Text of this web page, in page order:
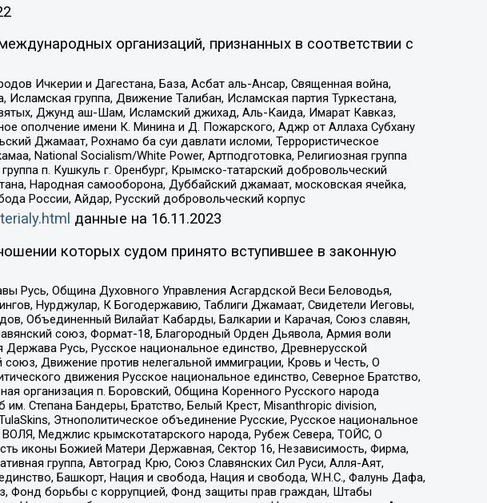
организаций, признанных в соответствии с
Ичкерии и Дагестана, База, Асбат аль-Ансар, Священная война,
группа, Движение Талибан, Исламская партия Туркестана,
Джунд аш-Шам, Исламский джихад, Аль-Каида, Имарат Кавказ,
ополчение имени К. Минина и Д. Пожарского, Аджр от Аллаха Субхану
Джамаат, Рохнамо ба суи давлати исломи, Террористическое
National Socialism/White Power, Артподготовка, Религиозная группа
п. Кушкуль г. Оренбург, Крымско-татарский добровольческий
Народная самооборона, Дуббайский джамаат, московская ячейка,
России, Айдар, Русский добровольческий корпус
данные на 16.11.2023
которых судом принято вступившее в законную
Русь, Община Духовного Управления Асгардской Веси Беловодья,
Нурджулар, К Богодержавию, Таблиги Джамаат, Свидетели Иеговы,
Объединенный Вилайат Кабарды, Балкарии и Карачая, Союз славян,
союз, Формат-18, Благородный Орден Дьявола, Армия воли
Русь, Русское национальное единство, Древнерусской
Движение против нелегальной иммиграции, Кровь и Честь, О
движения Русское национальное единство, Северное Братство,
организация п. Боровский, Община Коренного Русского народа
Степана Бандеры, Братство, Белый Крест, Misanthropic division,
Этнополитическое объединение Русские, Русское национальное
Меджлис крымскотатарского народа, Рубеж Севера, ТОЙС, О
иконы Божией Матери Державная, Сектор 16, Независимость, Фирма,
группа, Автоград Крю, Союз Славянских Сил Руси, Алля-Аят,
Башкорт, Нация и свобода, Нация и свобода, W.H.С., Фалунь Дафа,
Фонд борьбы с коррупцией, Фонд защиты прав граждан, Штабы